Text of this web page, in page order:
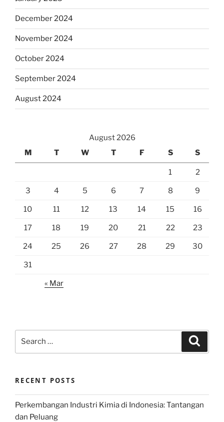
December 2024
November 2024
October 2024
September 2024
August 2024
August 2026
M
T W T F S S
1 2
3 4 5 6 7 8 9
10 11 12 13 14 15 16
17 18 19 20 21 22 23
24 25 26 27 28 29 30
31
« Mar
RECENT POSTS
Perkembangan Industri Kimia di Indonesia: Tantangan
dan Peluang